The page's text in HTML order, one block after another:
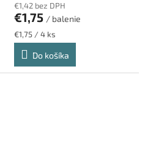
€1,42 bez DPH
€1,75 / balenie
Jednotková
cena:
€1,75 / 4 ks
Do košíka